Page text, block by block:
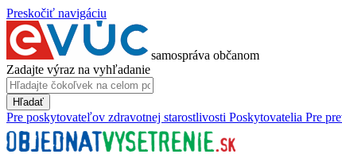
Preskočiť navigáciu
samospráva občanom
Zadajte výraz na vyhľadanie
Hľadať
Pre poskytovateľov zdravotnej starostlivosti Poskytovatelia Pre